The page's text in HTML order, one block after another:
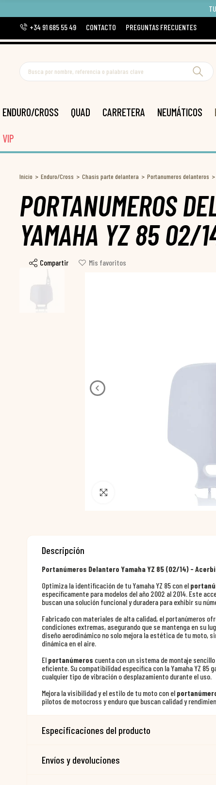
+34 91 685 55 49
CONTACTO PREGUNTAS FRECUENTES
ENDURO/CROSS QUAD CARRETERA NEUMÁTICOS
VIP
Inicio Enduro/Cross Chasis parte delantera Portanumeros delanteros
PORTANUMEROS
YAMAHA YZ 85 02/
Compartir Mis favoritos
Descripción
Portanúmeros Delantero Yamaha YZ 85 (02/14) -
Optimiza la identificación de tu Yamaha YZ 85 con el
específicamente para modelos del año 2002 al 2014. Este
buscan una solución funcional y duradera para exhibir su
Fabricado con materiales de alta calidad, el portanúmeros
condiciones extremas, asegurando que se mantenga en su
diseño aerodinámico no solo mejora la estética de tu moto,
dinámica en el aire.
El portanúmeros cuenta con un sistema de montaje
eficiente. Su compatibilidad específica con la Yamaha YZ
cualquier tipo de vibración o desplazamiento durante el uso.
Mejora la visibilidad y el estilo de tu moto con el
pilotos de motocross y enduro que buscan calidad y
Especificaciones del producto
Envíos y devoluciones